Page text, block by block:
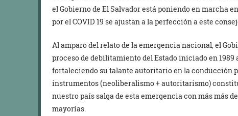
el Gobierno de El Salvador está poniendo en marcha
por el COVID 19 se ajustan a la perfección a este
Al amparo del relato de la emergencia nacional, el
proceso de debilitamiento del Estado iniciado en
fortaleciendo su talante autoritario en la conducción
instrumentos (neoliberalismo + autoritarismo)
nuestro país salga de esta emergencia con más más
mayorías.